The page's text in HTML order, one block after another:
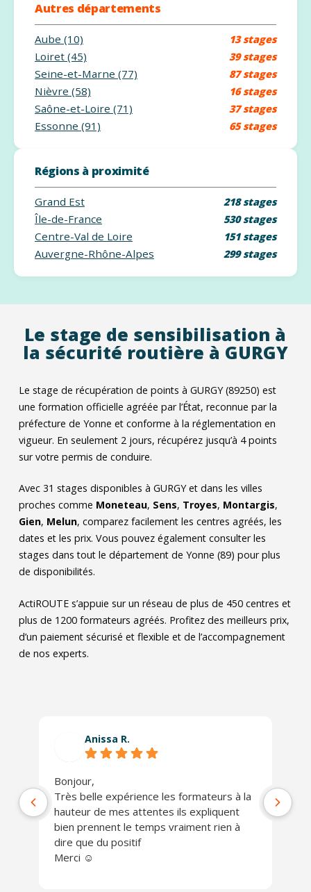
Autres départements
Aube (10) 13 stages
Loiret (45) 39 stages
Seine-et-Marne (77) 87 stages
Nièvre (58) 16 stages
Saône-et-Loire (71) 37 stages
Essonne (91) 65 stages
Régions à proximité
Grand Est 218 stages
Île-de-France 530 stages
Centre-Val de Loire 151 stages
Auvergne-Rhône-Alpes 299 stages
Le stage de sensibilisation à
la sécurité routière à GURGY
Le stage de récupération de points à GURGY (89250) est
une formation officielle agréée par l’État, reconnue par la
préfecture de Yonne et conforme à la réglementation en
vigueur. En seulement 2 jours, récupérez jusqu’à 4 points
sur votre permis de conduire.
Avec 31 stages disponibles à GURGY et dans les villes
proches comme Moneteau, Sens, Troyes, Montargis,
Gien, Melun, comparez facilement les centres agréés, les
dates et les prix. Vous pouvez également consulter les
stages dans tout le département de Yonne (89) pour plus
de disponibilités.
ActiROUTE s’appuie sur un réseau de plus de 450 centres et
plus de 1200 formateurs agréés. Profitez des meilleurs prix,
d’un paiement sécurisé et flexible et de l’accompagnement
de nos experts.
Anissa R.
Bonjour,
Très belle expérience les formateurs à la
hauteur de mes attentes ils expliquent
bien prennent le temps vraiment rien à
dire que du positif
Merci ☺️